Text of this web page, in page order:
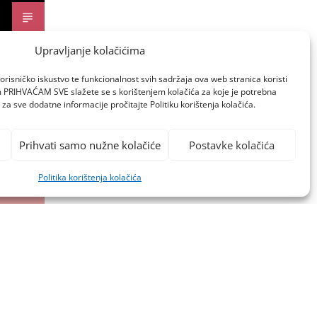
Upravljanje kolačićima
iskustvo te funkcionalnost svih sadržaja ova web stranica koristi
SVE slažete se s korištenjem kolačića za koje je potrebna
sve dodatne informacije pročitajte Politiku korištenja kolačića.
Prihvati samo nužne kolačiće Postavke kolačića
Politika korištenja kolačića